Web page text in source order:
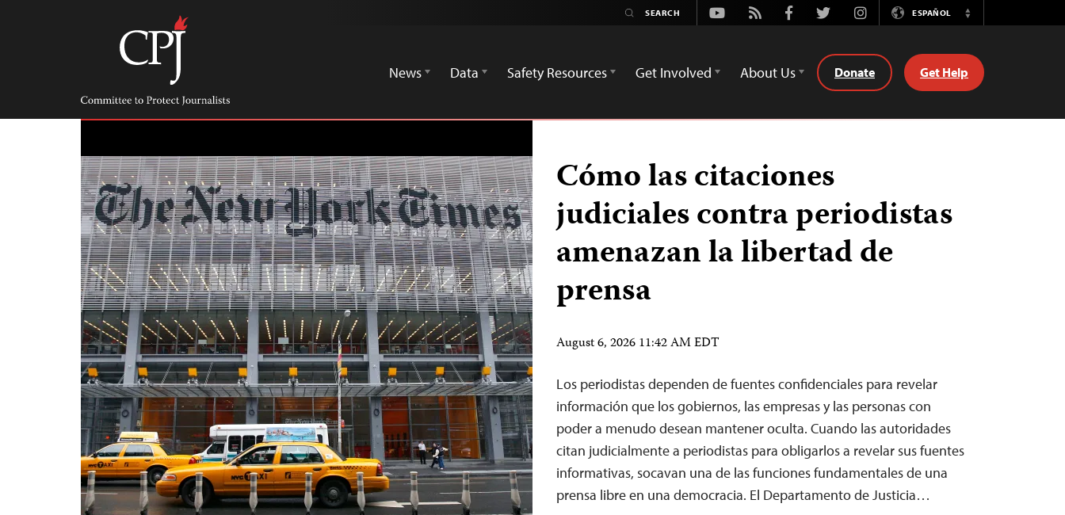
Committee
Protect
Journalists
Youtube
Rss FacebookTwitterInstagramESPAÑOL
Switch
News
Data Safety Resources Get Involved About Us Donate Get Help
Cómo las citaciones
judiciales contra periodistas
amenazan la libertad de
prensa
August 6, 2026 11:42 AM EDT
Los periodistas dependen de fuentes confidenciales para revelar
información que los gobiernos, las empresas y las personas con
poder a menudo desean mantener oculta. Cuando las autoridades
citan judicialmente a periodistas para obligarlos a revelar sus fuentes
informativas, socavan una de las funciones fundamentales de una
prensa libre en una democracia. El Departamento de Justicia…